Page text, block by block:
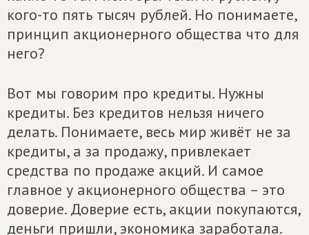
кого-то пять тысяч рублей. Но понимаете,
принцип акционерного общества что для
него?
Вот мы говорим про кредиты. Нужны
кредиты. Без кредитов нельзя ничего
делать. Понимаете, весь мир живёт не за
кредиты, а за продажу, привлекает
средства по продаже акций. И самое
главное у акционерного общества – это
доверие. Доверие есть, акции покупаются,
деньги пришли, экономика заработала.